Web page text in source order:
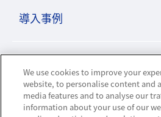
導入事例
ビジネスパートナーサイト
We use cookies to improve your
website, to personalise content and
media features and to analyse our
information about your use of our